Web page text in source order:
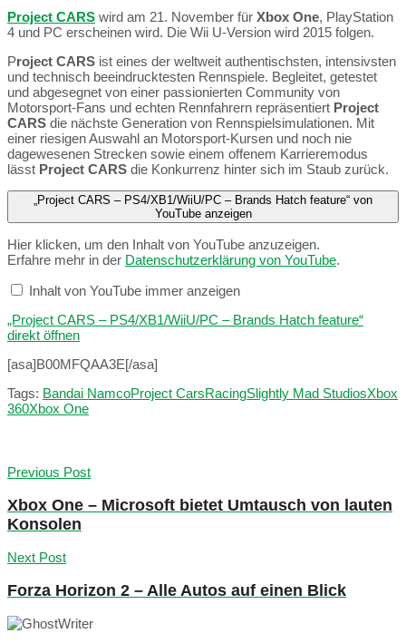
Project CARS wird am 21. November für Xbox One, PlayStation
4 und PC erscheinen wird. Die Wii U-Version wird 2015 folgen.
Project CARS ist eines der weltweit authentischsten, intensivsten
und technisch beeindrucktesten Rennspiele. Begleitet, getestet
und abgesegnet von einer passionierten Community von
Motorsport-Fans und echten Rennfahrern repräsentiert Project
CARS die nächste Generation von Rennspielsimulationen. Mit
einer riesigen Auswahl an Motorsport-Kursen und noch nie
dagewesenen Strecken sowie einem offenem Karrieremodus
lässt Project CARS die Konkurrenz hinter sich im Staub zurück.
„Project CARS – PS4/XB1/WiiU/PC – Brands Hatch feature“ von
YouTube anzeigen
Hier klicken, um den Inhalt von YouTube anzuzeigen.
Erfahre mehr in der Datenschutzerklärung von YouTube.
Inhalt von YouTube immer anzeigen
„Project CARS – PS4/XB1/WiiU/PC – Brands Hatch feature“
direkt öffnen
[asa]B00MFQAA3E[/asa]
Tags: Bandai NamcoProject CarsRacingSlightly Mad StudiosXbox
360Xbox One
Previous Post
Xbox One – Microsoft bietet Umtausch von lauten
Konsolen
Next Post
Forza Horizon 2 – Alle Autos auf einen Blick